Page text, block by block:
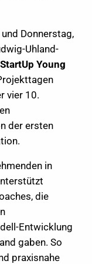
Donnerstag,
Uhland-
StartUp Young
vier 10.
der ersten
in
die
Entwicklung
gaben. So
praxisnahe